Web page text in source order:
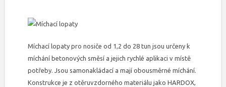
Míchací lopaty pro nosiče od 1,2 do 28 tun jsou určeny k
míchání betonových směsí a jejich rychlé aplikaci v místě
potřeby. Jsou samonakládací a mají obousměrné míchání.
Konstrukce je z otěruvzdorného materiálu jako HARDOX,